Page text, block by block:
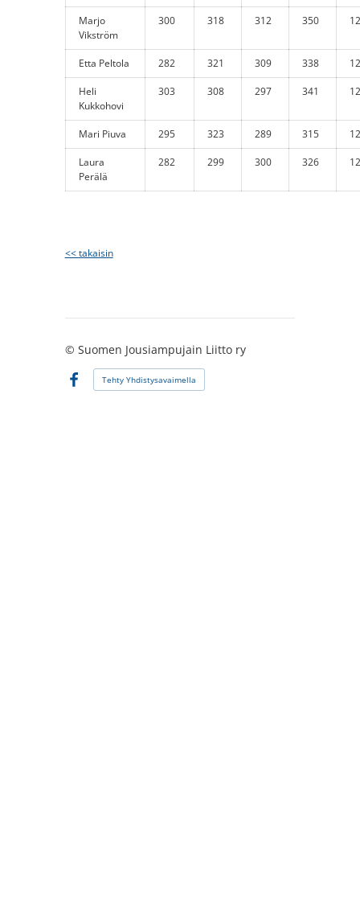
Marjo
Vikström
300 318 312 350
Etta Peltola 282 321 309 338
Heli
Kukkohovi
303 308 297 341
Mari Piuva 295 323 289 315
Laura
Perälä
282 299 300 326
<< takaisin
© Suomen Jousiampujain Liitto ry
Facebook
Tehty Yhdistysavaimella